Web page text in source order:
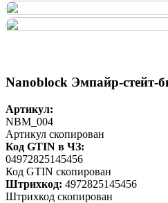
Nanoblock Эмпайр-стейт-
Артикул:
NBM_004
Артикул скопирован
Код GTIN в ЧЗ:
04972825145456
Код GTIN скопирован
Штрихкод: 4972825145456
Штрихкод скопирован